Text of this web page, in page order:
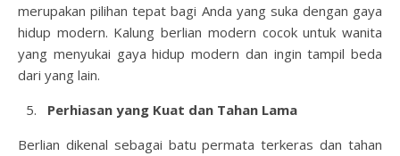
merupakan pilihan tepat bagi Anda yang suka dengan gaya
hidup modern. Kalung berlian modern cocok untuk wanita
yang menyukai gaya hidup modern dan ingin tampil beda
dari yang lain.
Perhiasan yang Kuat dan Tahan Lama
Berlian dikenal sebagai batu permata terkeras dan tahan